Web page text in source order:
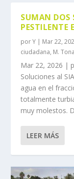
SUMAN DOS
PESTILENTE
porY | Mar 22,
ciudadana, M.
Mar 22, 2026 |
Soluciones al
agua en el
totalmente
muy molestos.
LEER MÁS